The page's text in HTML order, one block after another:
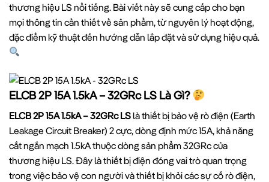
thương hiệu LS nổi tiếng. Bài viết này sẽ cung cấp cho bạn
mọi thông tin cần thiết về sản phẩm, từ nguyên lý hoạt động,
đặc điểm kỹ thuật đến hướng dẫn lắp đặt và sử dụng hiệu quả.
ELCB 2P 15A 1.5kA – 32GRc LS Là Gì?
ELCB 2P 15A 1.5kA – 32GRc LS là thiết bị bảo vệ rò điện (Earth
Leakage Circuit Breaker) 2 cực, dòng định mức 15A, khả năng
cắt ngắn mạch 1.5kA thuộc dòng sản phẩm 32GRc của
thương hiệu LS. Đây là thiết bị điện đóng vai trò quan trọng
trong việc bảo vệ con người và thiết bị khỏi các sự cố rò điện,